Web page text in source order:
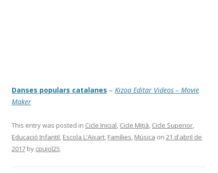
Danses populars catalanes – Kizoa Editar Videos – Movie
Maker
This entry was posted in Cicle Inicial, Cicle Mitjà, Cicle Superior,
Educació Infantil, Escola L'Aixart, Famílies, Música on 21 d'abril de
2017 by cpujol25.